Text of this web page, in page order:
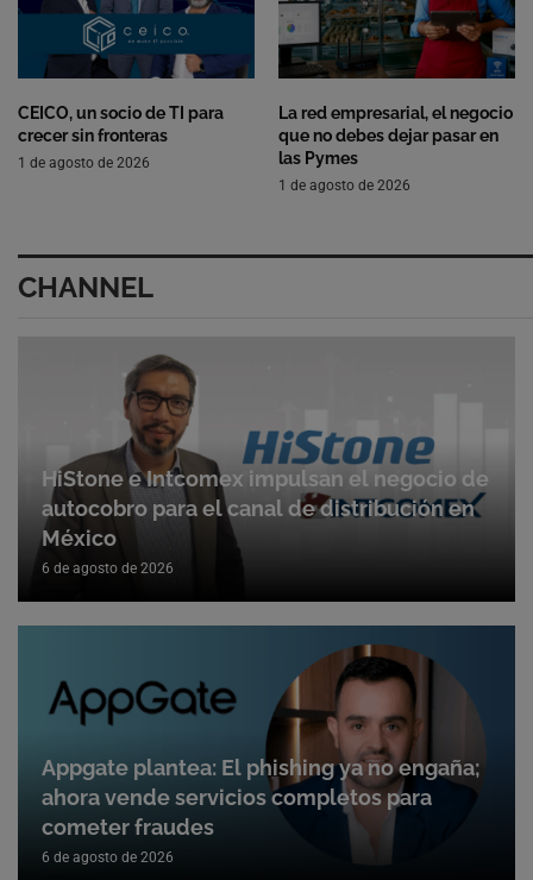
CEICO, un socio de TI para
crecer sin fronteras
1 de agosto de 2026
La red empresarial, el negocio
que no debes dejar pasar en
las Pymes
1 de agosto de 2026
CHANNEL
HiStone e Intcomex impulsan el negocio de
autocobro para el canal de distribución en
México
6 de agosto de 2026
Appgate plantea: El phishing ya no engaña;
ahora vende servicios completos para
cometer fraudes
6 de agosto de 2026